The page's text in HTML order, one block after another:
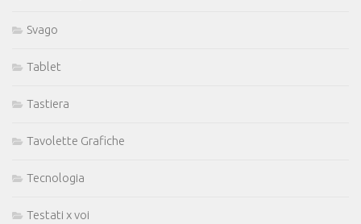
Svago
Tablet
Tastiera
Tavolette Grafiche
Tecnologia
Testati x voi